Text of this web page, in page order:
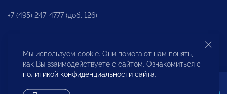
+7 (495) 247-4777 (доб. 126)
Бюро по защите прав предпринимателей и
инвесторов
Мы используем cookie. Они помогают нам понять,
как Вы взаимодействуете с сайтом. Ознакомиться с
политикой конфиденциальности сайта.